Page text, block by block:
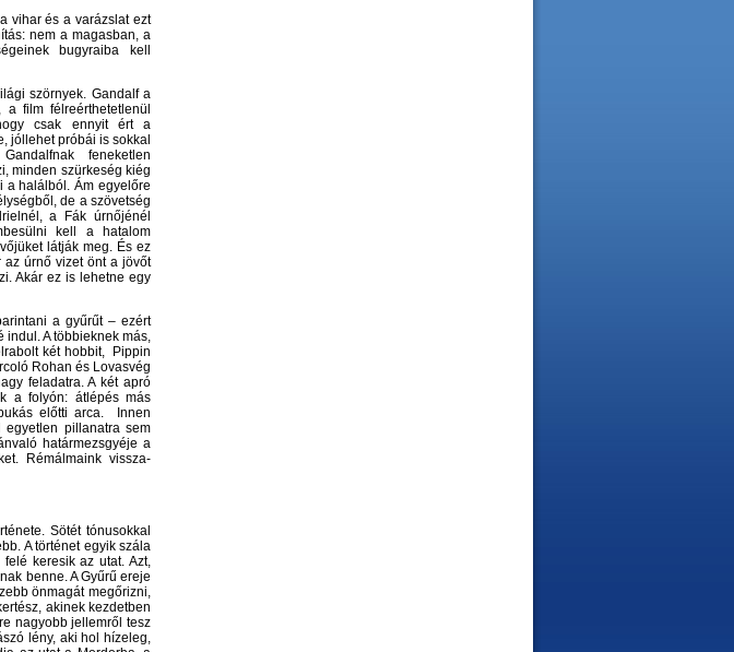
vihar és a varázslat ezt
nem a magasban, a
bugyraiba kell
szörnyek. Gandalf a
film félreérthetetlenül
csak ennyit ért a
jóllehet próbái is sokkal
feneketlen
minden szürkeség kiég
a halálból. Ám egyelőre
de a szövetség
a Fák úrnőjénél
kell a hatalom
látják meg. És ez
az úrnő vizet önt a jövőt
Akár ez is lehetne egy
a gyűrűt – ezért
indul. A többieknek más,
két hobbit, Pippin
Rohan és Lovasvég
feladatra. A két apró
a folyón: átlépés más
előtti arca. Innen
pillanatra sem
határmezsgyéje a
Rémálmaink vissza-
Sötét tónusokkal
A történet egyik szála
keresik az utat. Azt,
benne. A Gyűrű ereje
önmagát megőrizni,
akinek kezdetben
nagyobb jellemről tesz
lény, aki hol hízeleg,